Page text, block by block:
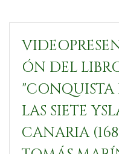
ÓN DEL
"CONQUISTA
LAS SIETE
CANARIA